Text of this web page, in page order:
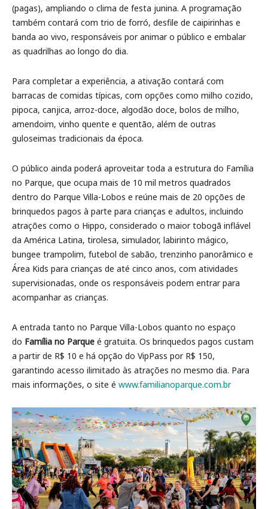
(pagas), ampliando o clima de festa junina. A programação
também contará com trio de forró, desfile de caipirinhas e
banda ao vivo, responsáveis por animar o público e embalar
as quadrilhas ao longo do dia.
Para completar a experiência, a ativação contará com
barracas de comidas típicas, com opções como milho cozido,
pipoca, canjica, arroz-doce, algodão doce, bolos de milho,
amendoim, vinho quente e quentão, além de outras
guloseimas tradicionais da época.
O público ainda poderá aproveitar toda a estrutura do Família
no Parque, que ocupa mais de 10 mil metros quadrados
dentro do Parque Villa-Lobos e reúne mais de 20 opções de
brinquedos pagos à parte para crianças e adultos, incluindo
atrações como o Hippo, considerado o maior tobogã inflável
da América Latina, tirolesa, simulador, labirinto mágico,
bungee trampolim, futebol de sabão, trenzinho panorâmico e
Área Kids para crianças de até cinco anos, com atividades
supervisionadas, onde os responsáveis podem entrar para
acompanhar as crianças.
A entrada tanto no Parque Villa-Lobos quanto no espaço
do Família no Parque é gratuita. Os brinquedos pagos custam
a partir de R$ 10 e há opção do VipPass por R$ 150,
garantindo acesso ilimitado às atrações no mesmo dia. Para
mais informações, o site é www.familianoparque.com.br